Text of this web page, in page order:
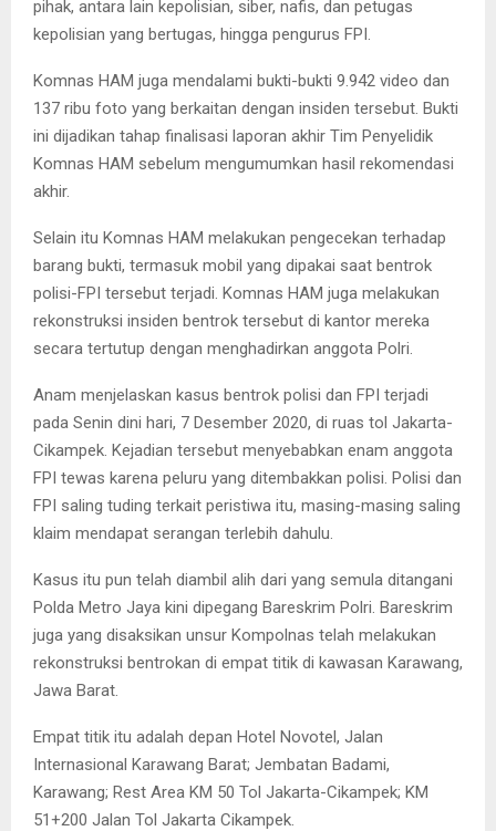
pihak, antara lain kepolisian, siber, nafis, dan petugas
kepolisian yang bertugas, hingga pengurus FPI.
Komnas HAM juga mendalami bukti-bukti 9.942 video dan
137 ribu foto yang berkaitan dengan insiden tersebut. Bukti
ini dijadikan tahap finalisasi laporan akhir Tim Penyelidik
Komnas HAM sebelum mengumumkan hasil rekomendasi
akhir.
Selain itu Komnas HAM melakukan pengecekan terhadap
barang bukti, termasuk mobil yang dipakai saat bentrok
polisi-FPI tersebut terjadi. Komnas HAM juga melakukan
rekonstruksi insiden bentrok tersebut di kantor mereka
secara tertutup dengan menghadirkan anggota Polri.
Anam menjelaskan kasus bentrok polisi dan FPI terjadi
pada Senin dini hari, 7 Desember 2020, di ruas tol Jakarta-
Cikampek. Kejadian tersebut menyebabkan enam anggota
FPI tewas karena peluru yang ditembakkan polisi. Polisi dan
FPI saling tuding terkait peristiwa itu, masing-masing saling
klaim mendapat serangan terlebih dahulu.
Kasus itu pun telah diambil alih dari yang semula ditangani
Polda Metro Jaya kini dipegang Bareskrim Polri. Bareskrim
juga yang disaksikan unsur Kompolnas telah melakukan
rekonstruksi bentrokan di empat titik di kawasan Karawang,
Jawa Barat.
Empat titik itu adalah depan Hotel Novotel, Jalan
Internasional Karawang Barat; Jembatan Badami,
Karawang; Rest Area KM 50 Tol Jakarta-Cikampek; KM
51+200 Jalan Tol Jakarta Cikampek.